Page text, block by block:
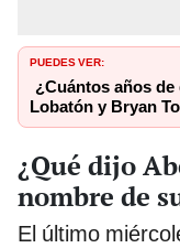
PUEDES VER:
¿Cuántos años de
Lobatón y Bryan
¿Qué dijo
nombre de
El último